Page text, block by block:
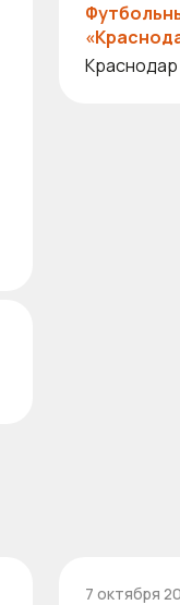
Краснодар
7 октября